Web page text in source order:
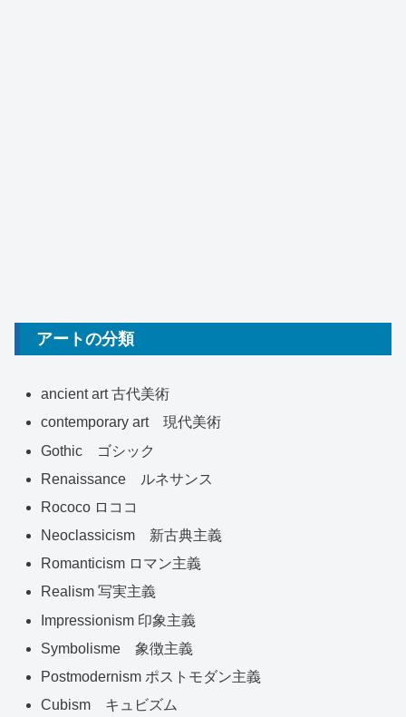
アートの分類
ancient art 古代美術
contemporary art 現代美術
Gothic ゴシック
Renaissance ルネサンス
Rococo ロココ
Neoclassicism 新古典主義
Romanticism ロマン主義
Realism 写実主義
Impressionism 印象主義
Symbolisme 象徴主義
Postmodernism ポストモダン主義
Cubism キュビズム